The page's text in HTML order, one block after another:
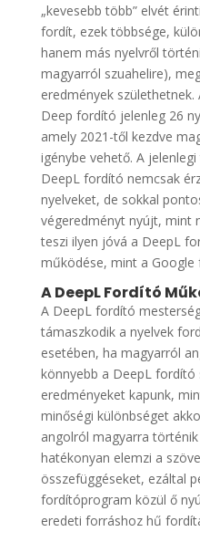
„kevesebb több” elvét
fordít, ezek többsége,
hanem más nyelvről
magyarról szuahelire),
eredmények
Deep fordító jelenleg 26
amely 2021-től kezdve
igénybe vehető. A
DeepL fordító nemcsak
nyelveket, de sokkal
végeredményt nyújt, mint
teszi ilyen jóvá a DeepL
működése, mint a Google
A DeepL Fordító
A DeepL fordító
támaszkodik a nyelvek
esetében, ha magyarról
könnyebb a DeepL fordító
eredményeket kapunk,
minőségi különbséget
angolról magyarra
hatékonyan elemzi a
összefüggéseket, ezáltal
fordítóprogram közül ő
eredeti forráshoz hű